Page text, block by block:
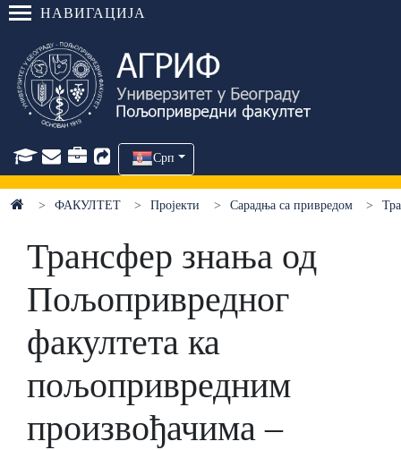
НАВИГАЦИЈА
Срп
ФАКУЛТЕТ Пројекти Сарадња са привредом
Трансфер знања од
Пољопривредног
факултета ка
пољопривредним
произвођачима –